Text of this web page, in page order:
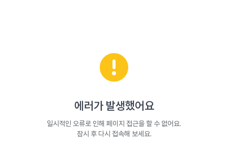
에러가 발생했어요
일시적인 오류로 인해 페이지 접근을 할 수 없어요.
잠시 후 다시 접속해 보세요.